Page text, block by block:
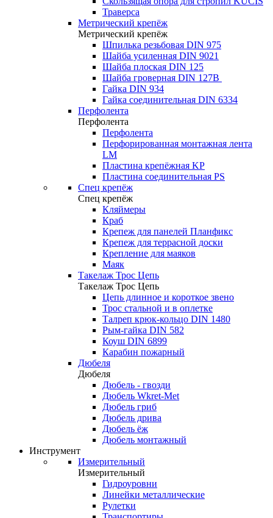
Траверса
Метрический крепёж
Метрический крепёж
Шпилька резьбовая DIN 975
Шайба усиленная DIN 9021
Шайба плоская DIN 125
Шайба гроверная DIN 127B
Гайка DIN 934
Гайка соединительная DIN 6334
Перфолента
Перфолента
Перфолента
Перфорированная монтажная лента
LM
Пластина крепёжная KP
Пластина соединительная PS
Спец крепёж
Спец крепёж
Кляймеры
Краб
Крепеж для панелей Планфикс
Крепеж для террасной доски
Крепление для маяков
Маяк
Такелаж Трос Цепь
Такелаж Трос Цепь
Цепь длинное и короткое звено
Трос стальной и в оплетке
Талреп крюк-кольцо DIN 1480
Рым-гайка DIN 582
Коуш DIN 6899
Карабин пожарный
Дюбеля
Дюбеля
Дюбель - гвозди
Дюбель Wkret-Met
Дюбель гриб
Дюбель дрива
Дюбель ёж
Дюбель монтажный
Инструмент
Измерительный
Измерительный
Гидроуровни
Линейки металлические
Рулетки